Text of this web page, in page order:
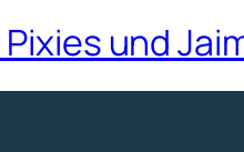
und